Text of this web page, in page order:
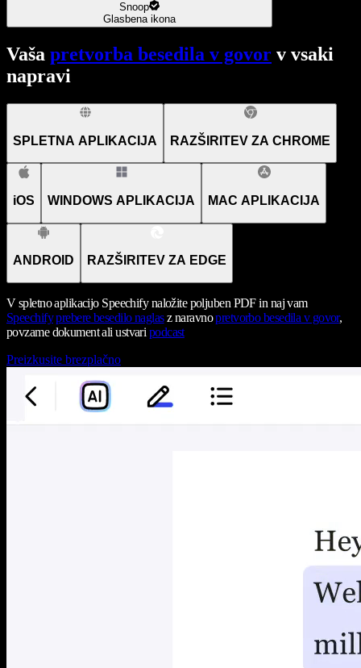
Snoop
Glasbena ikona
Vaša pretvorba besedila v govor v vsaki
napravi
SPLETNA APLIKACIJA RAZŠIRITEV ZA CHROME
iOS WINDOWS APLIKACIJA MAC APLIKACIJA
ANDROID RAZŠIRITEV ZA EDGE
V spletno aplikacijo Speechify naložite poljuben PDF in naj vam
Speechify prebere besedilo naglasz naravnopretvorbo besedila v govor,
povzame dokument ali ustvari podcast
Preizkusite brezplačno